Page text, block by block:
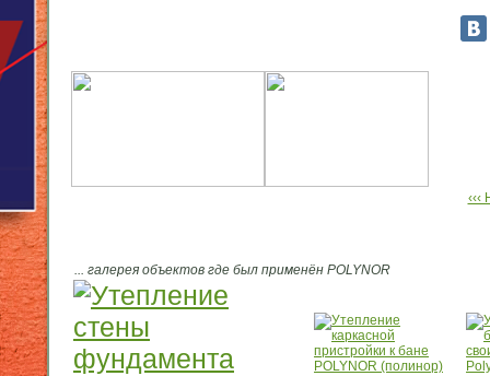
... галерея объектов где был применён POLYNOR